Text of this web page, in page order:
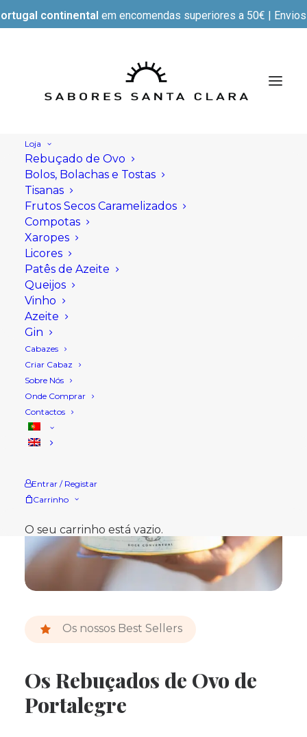
continental em encomendas superiores a 50€ |
Loja
Rebuçado de Ovo
Bolos, Bolachas e Tostas
Tisanas
Frutos Secos Caramelizados
Compotas
Xaropes
Licores
Patês de Azeite
Queijos
Vinho
Azeite
Gin
Cabazes
Criar Cabaz
Sobre Nós
Onde Comprar
Contactos
Entrar / Registar
Carrinho
O seu carrinho está vazio.
Os nossos Best Sellers
Os Rebuçados de Ovo de
Portalegre